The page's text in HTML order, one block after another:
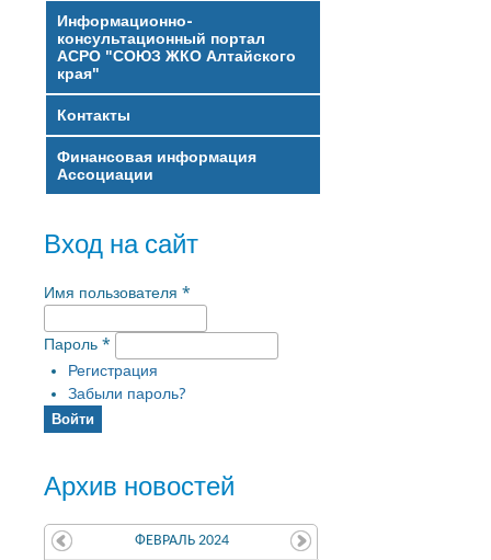
Информационно-
консультационный портал
АСРО "СОЮЗ ЖКО Алтайского
края"
Контакты
Финансовая информация
Ассоциации
Вход на сайт
Имя пользователя *
Пароль *
Регистрация
Забыли пароль?
Архив новостей
ФЕВРАЛЬ 2024